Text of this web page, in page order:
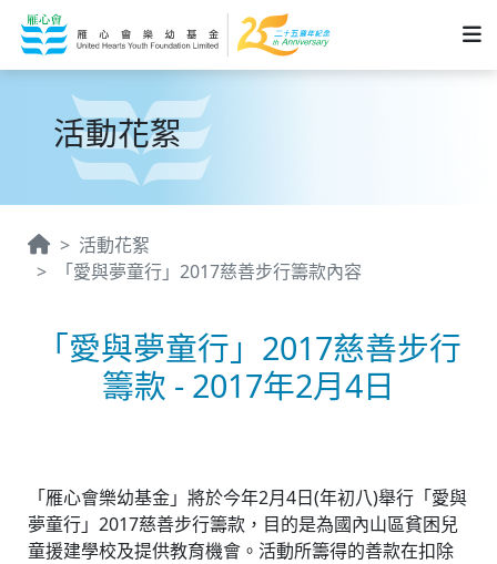
活動花絮
活動花絮
「愛與夢童行」2017慈善步行籌款內容
「愛與夢童行」2017慈善步行
籌款 - 2017年2月4日
「雁心會樂幼基金」將於今年2月4日(年初八)舉行「愛與
夢童行」2017慈善步行籌款，目的是為國內山區貧困兒
童援建學校及提供教育機會。活動所籌得的善款在扣除